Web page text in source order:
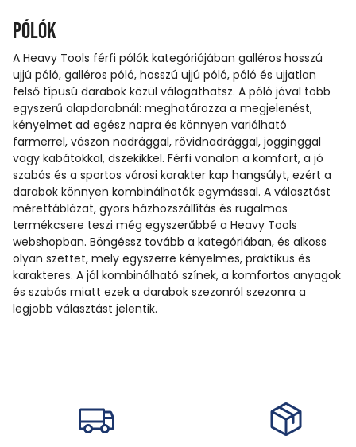
Pólók
A Heavy Tools férfi pólók kategóriájában galléros hosszú
ujjú póló, galléros póló, hosszú ujjú póló, póló és ujjatlan
felső típusú darabok közül válogathatsz. A póló jóval több
egyszerű alapdarabnál: meghatározza a megjelenést,
kényelmet ad egész napra és könnyen variálható
farmerrel, vászon nadrággal, rövidnadrággal, jogginggal
vagy kabátokkal, dszekikkel. Férfi vonalon a komfort, a jó
szabás és a sportos városi karakter kap hangsúlyt, ezért a
darabok könnyen kombinálhatók egymással. A választást
mérettáblázat, gyors házhozszállítás és rugalmas
termékcsere teszi még egyszerűbbé a Heavy Tools
webshopban. Böngéssz tovább a kategóriában, és alkoss
olyan szettet, mely egyszerre kényelmes, praktikus és
karakteres. A jól kombinálható színek, a komfortos anyagok
és szabás miatt ezek a darabok szezonról szezonra a
legjobb választást jelentik.